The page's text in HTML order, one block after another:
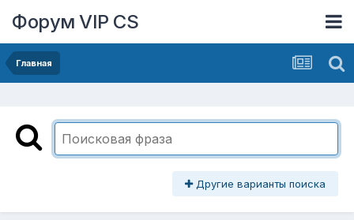
Форум VIP CS
Главная
Другие варианты поиска